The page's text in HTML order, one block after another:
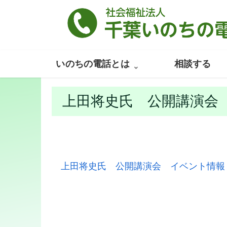
いのちの電話とは 相談する
上田将史氏 公開講演会
上田将史氏 公開講演会 イベント情報